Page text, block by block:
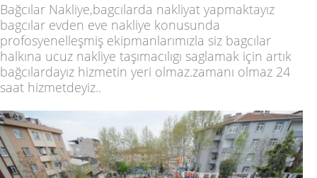
Bağcılar Nakliye,bagcılarda nakliyat yapmaktayız
bagcılar evden eve nakliye konusunda
profosyenelleşmiş ekipmanlarımızla siz bagcılar
halkına ucuz nakliye taşımacılıgı saglamak için artık
bağcılardayız hizmetin yeri olmaz.zamanı olmaz 24
saat hizmetdeyiz..